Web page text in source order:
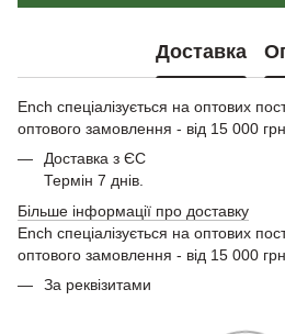
Доставка
Ench спеціалізується на оптових
оптового замовлення - від 15 000 грн.
Доставка з ЄС
Термін 7 днів.
Більше інформації про доставку
Ench спеціалізується на оптових
оптового замовлення - від 15 000
За реквізитами